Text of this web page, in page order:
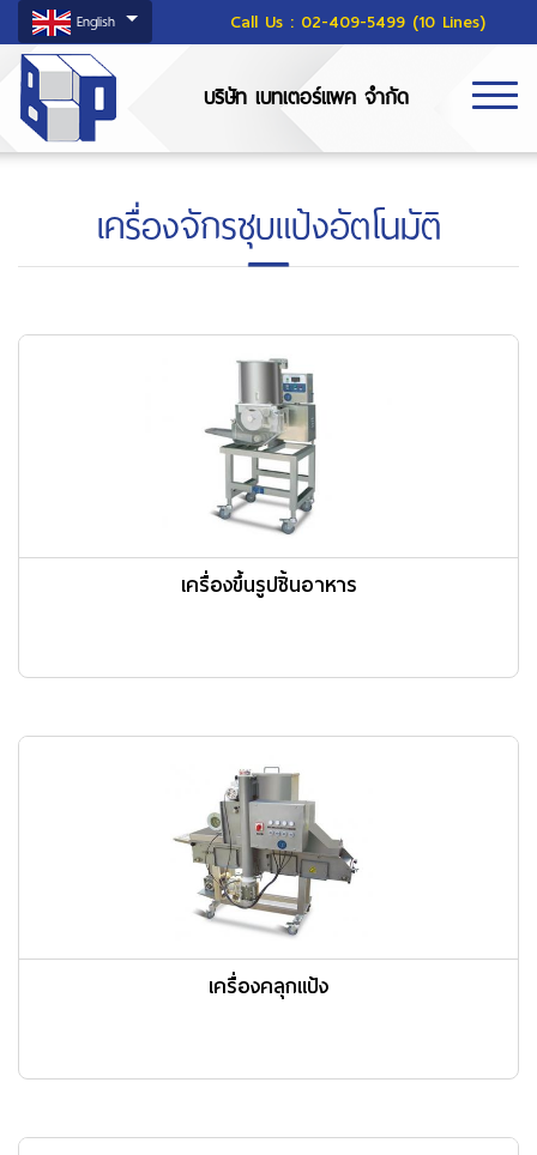
English Call Us : 02-409-5499 (10 Lines)
บริษัท เบทเตอร์แพค จำกัด
เครื่องจักรชุบแป้งอัตโนมัติ
เครื่องขึ้นรูปชิ้นอาหาร
เครื่องคลุกแป้ง